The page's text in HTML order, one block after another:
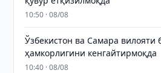
10:50 · 08/08
Ўзбекистон ва Самара вилояти
ҳамкорлигини кенгайтирмоқда
10:40 · 08/08